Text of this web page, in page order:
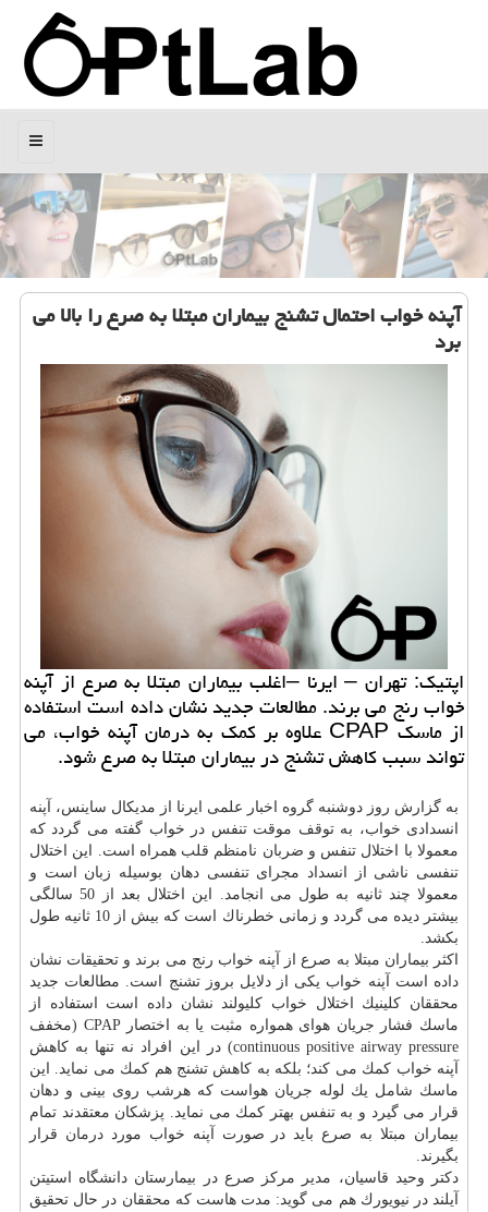
منو
آپنه خواب احتمال تشنج بیماران مبتلا به صرع را بالا می
برد
اپتیك: تهران – ایرنا –اغلب بیماران مبتلا به صرع از آپنه
خواب رنج می برند. مطالعات جدید نشان داده است استفاده
از ماسك CPAP علاوه بر كمك به درمان آپنه خواب، می
تواند سبب كاهش تشنج در بیماران مبتلا به صرع شود.
به گزارش روز دوشنبه گروه اخبار علمی ایرنا از مدیكال ساینس، آپنه
انسدادی خواب، به توقف موقت تنفس در خواب گفته می گردد كه
معمولا با اختلال تنفس و ضربان نامنظم قلب همراه است. این اختلال
تنفسی ناشی از انسداد مجرای تنفسی دهان بوسیله زبان است و
معمولا چند ثانیه به طول می انجامد. این اختلال بعد از 50 سالگی
بیشتر دیده می گردد و زمانی خطرناك است كه بیش از 10 ثانیه طول
بكشد.
اكثر بیماران مبتلا به صرع از آپنه خواب رنج می برند و تحقیقات نشان
داده است آپنه خواب یكی از دلایل بروز تشنج است. مطالعات جدید
محققان كلینیك اختلال خواب كلیولند نشان داده است استفاده از
ماسك فشار جریان هوای همواره مثبت یا به اختصار CPAP (مخفف
continuous positive airway pressure) در این افراد نه تنها به كاهش
آپنه خواب كمك می كند؛ بلكه به كاهش تشنج هم كمك می نماید. این
ماسك شامل یك لوله جریان هواست كه هرشب روی بینی و دهان
قرار می گیرد و به تنفس بهتر كمك می نماید. پزشكان معتقدند تمام
بیماران مبتلا به صرع باید در صورت آپنه خواب مورددرمان قرار
بگیرند.
دكتر وحید قاسیان، مدیر مركز صرع در بیمارستان دانشگاه استیتن
آیلند در نیویورك هم می گوید: مدت هاست كه محققان در حال تحقیق